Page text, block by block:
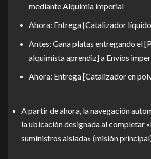
mediante Alquimia imperial
Ahora: Entrega [Catalizador
Antes: Gana platas entregando el
alquimista aprendiz] a Envíos
Ahora: Entrega [Catalizador en
A partir de ahora, la navegación
la ubicación designada al completar
suministros aislada» (misión